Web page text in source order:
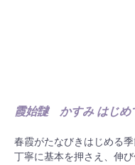
霞始靆　かすみ はじめ
春霞がたなびきはじめる季
丁寧に基本を押さえ、伸